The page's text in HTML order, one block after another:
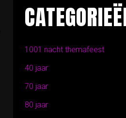
1001 nacht themafeest
40 jaar
70 jaar
80 jaar